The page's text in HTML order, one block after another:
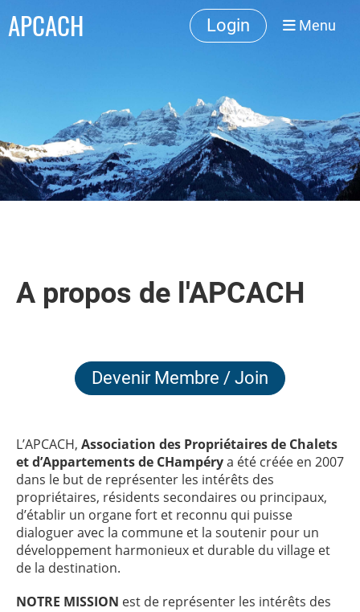
APCACH Login Menu
A propos de l'APCACH
Devenir Membre / Join
L’APCACH, Association des Propriétaires de Chalets
et d’Appartements de CHampérya été créée en 2007
dans le but de représenter les intérêts des
propriétaires, résidents secondaires ou principaux,
d’établir un organe fort et reconnu qui puisse
dialoguer avec la commune et la soutenir pour un
développement harmonieux et durable du village et
de la destination.
NOTRE MISSION est de représenter les intérêts des